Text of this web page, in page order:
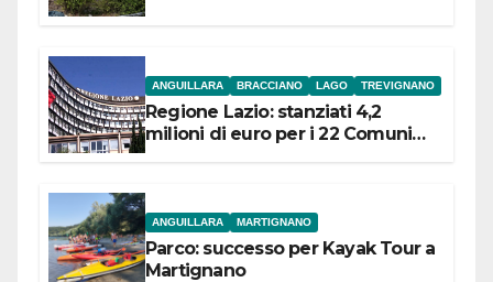
ANGUILLARA BRACCIANO LAGO TREVIGNANO
Regione Lazio: stanziati 4,2
milioni di euro per i 22 Comuni
ANGUILLARA MARTIGNANO
Parco: successo per Kayak Tour a
Martignano